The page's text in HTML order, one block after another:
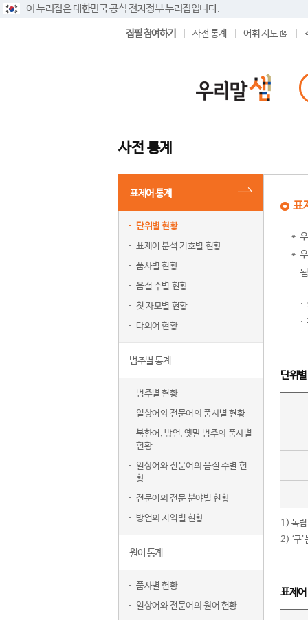
이 누리집은 대한민국 공식 전자정부 누리집입니다.
집필 참여하기 사전 통계 어휘 지도
사전 통계
표제어 통계
단위별 현황
표제어 분석 기호별 현황
품사별 현황
음절 수별 현황
첫 자모별 현황
다의어 현황
범주별 통계
범주별 현황
일상어와 전문어의 품사별 현황
북한어, 방언, 옛말 범주의 품사별
현황
일상어와 전문어의 음절 수별 현
황
전문어의 전문 분야별 현황
방언의 지역별 현황
원어 통계
품사별 현황
일상어와 전문어의 원어 현황
표
단위
1) 독립
2) ‘구
표제